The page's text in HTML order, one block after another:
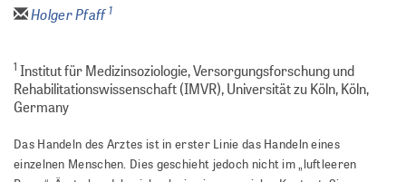
Holger Pfaff1
1 Institut für Medizinsoziologie, Versorgungsforschung und
Rehabilitationswissenschaft (IMVR), Universität zu Köln, Köln,
Germany
Das Handeln des Arztes ist in erster Linie das Handeln eines
einzelnen Menschen. Dies geschieht jedoch nicht im „luftleeren